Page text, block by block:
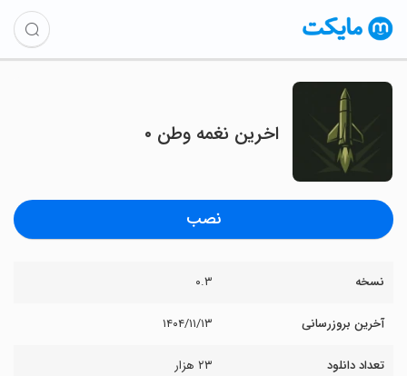
‏‏اخرین نغمه وطن ۰
نصب
نسخه ۰.۳
آخرین بروزرسانی ۱۴۰۴/۱۱/۱۳
تعداد دانلود ۲۳ هزار